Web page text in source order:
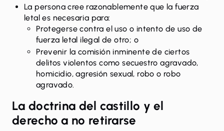
La persona cree razonablemente que la fuerza
letal es necesaria para:
Protegerse contra el uso o intento de uso de
fuerza letal ilegal de otro; o
Prevenir la comisión inminente de ciertos
delitos violentos como secuestro agravado,
homicidio, agresión sexual, robo o robo
agravado.
La doctrina del castillo y el
derecho a no retirarse